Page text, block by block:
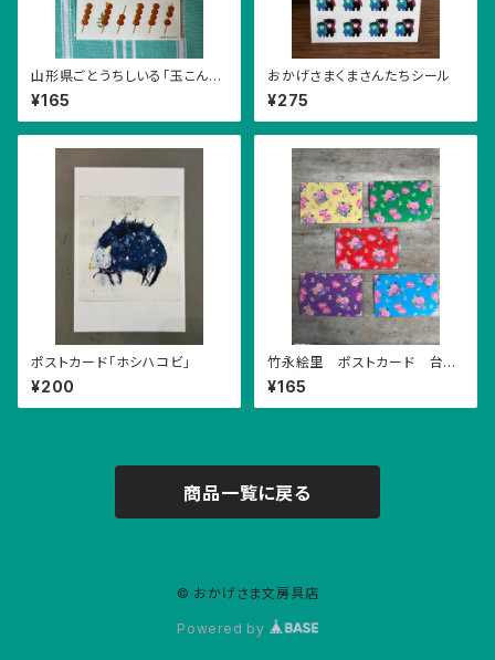
山形県ごとうちしいる「玉こんに
ゃく」
¥165
おかげさまくまさんたちシール
¥275
ポストカード「ホシハコビ」
¥200
竹永絵里 ポストカード 台湾
花布
¥165
商品一覧に戻る
© おかげさま文房具店
Powered by